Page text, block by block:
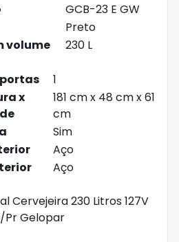
GCB-23 E GW
Preto
volume
230 L
1
x
181 cm x 48 cm x 61
cm
Sim
Aço
Aço
Cervejeira 230 Litros 127V
Pr Gelopar